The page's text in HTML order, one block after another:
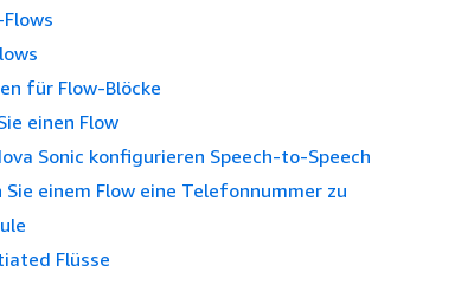
für Flow-Blöcke
einen Flow
Sonic konfigurieren Speech-to-Speech
Sie einem Flow eine Telefonnummer zu
Flüsse